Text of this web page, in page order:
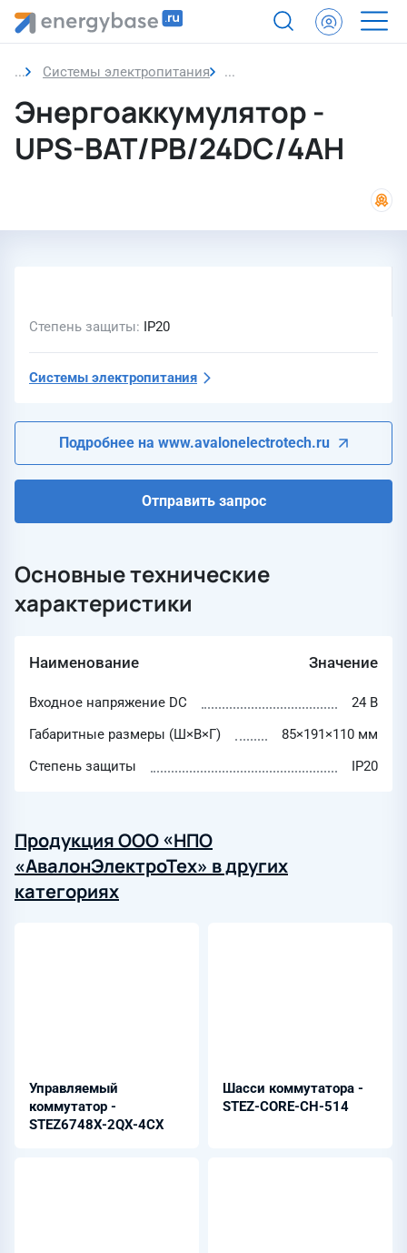
Системы электропитания Энергоаккумулятор
Энергоаккумулятор -
UPS-BAT/PB/24DC/4AH
Степень защиты IP20
Системы электропитания
Подробнее на www.avalonelectrotech.ru
Отправить запрос
Основные технические
характеристики
Наименование Значение
Входное напряжение DC
24 В
Габаритные размеры (Ш×В×Г)
85×191×110 мм
Степень защиты
IP20
Продукция ООО «НПО
«АвалонЭлектроТех» в других
категориях
Управляемый
коммутатор -
STEZ6748X-2QX-4CX
Шасси коммутатора -
STEZ-CORE-CH-514